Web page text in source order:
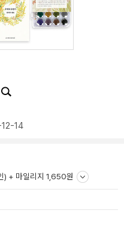
14
) + 마일리지 1,650원